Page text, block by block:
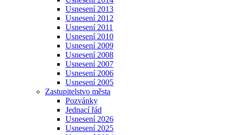
Usnesení 2013
Usnesení 2012
Usnesení 2011
Usnesení 2010
Usnesení 2009
Usnesení 2008
Usnesení 2007
Usnesení 2006
Usnesení 2005
Zastupitelstvo města
Pozvánky
Jednací řád
Usnesení 2026
Usnesení 2025